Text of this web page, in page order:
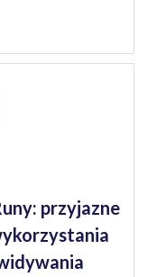
przyjazne